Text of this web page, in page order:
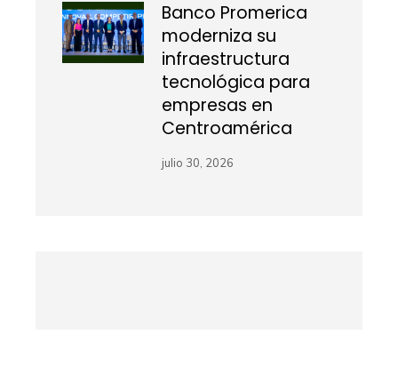
Banco Promerica
moderniza su
infraestructura
tecnológica para
empresas en
Centroamérica
julio 30, 2026